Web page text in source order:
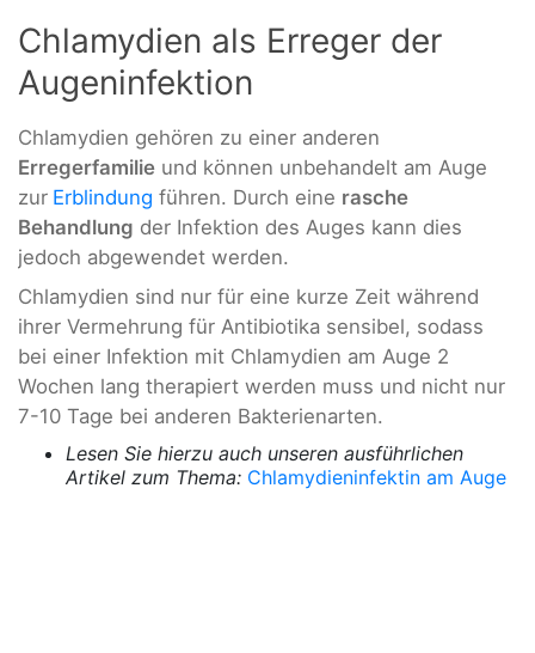
Chlamydien als Erreger der
Augeninfektion
Chlamydien gehören zu einer anderen
Erregerfamilie und können unbehandelt am Auge
zur Erblindung führen. Durch eine rasche
Behandlung der Infektion des Auges kann dies
jedoch abgewendet werden.
Chlamydien sind nur für eine kurze Zeit während
ihrer Vermehrung für Antibiotika sensibel, sodass
bei einer Infektion mit Chlamydien am Auge 2
Wochen lang therapiert werden muss und nicht nur
7-10 Tage bei anderen Bakterienarten.
Lesen Sie hierzu auch unseren ausführlichen
Artikel zum Thema: Chlamydieninfektin am Auge